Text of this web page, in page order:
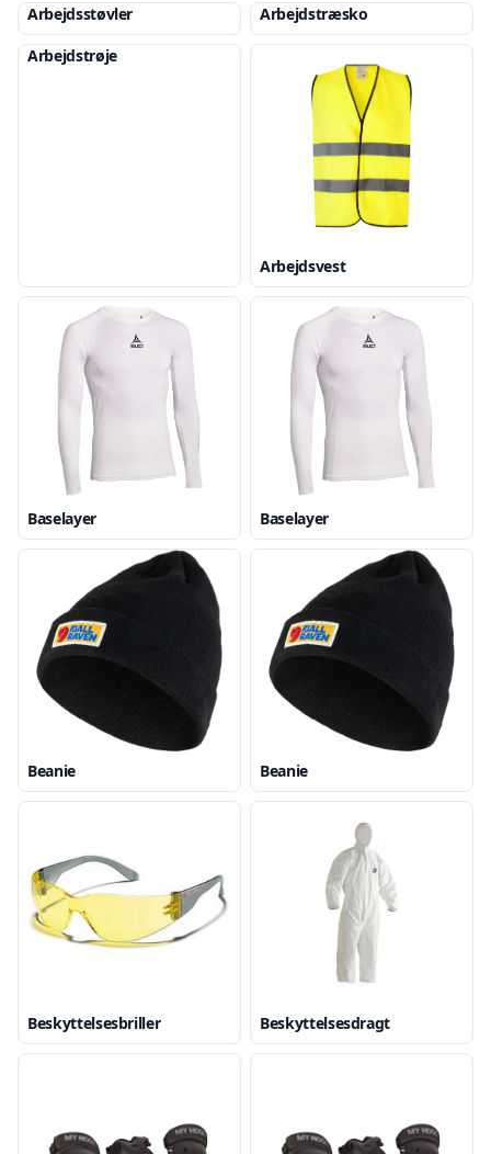
Arbejdsstøvler
Arbejdstræsko
Arbejdstrøje
Arbejdsvest
Baselayer Baselayer
Beanie Beanie
Beskyttelsesbriller Beskyttelsesdragt